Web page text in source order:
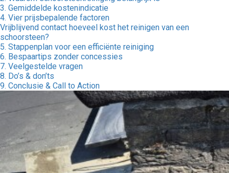
3. Gemiddelde kostenindicatie
4. Vier prijsbepalende factoren
Vrijblijvend contact hoeveel kost het reinigen van een
schoorsteen?
5. Stappenplan voor een efficiënte reiniging
6. Bespaartips zonder concessies
7. Veelgestelde vragen
8. Do’s & don’ts
9. Conclusie & Call to Action